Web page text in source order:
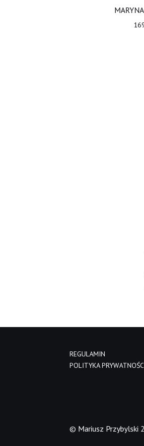
REGULAMIN
POLITYKA
© Mariusz Przybylski